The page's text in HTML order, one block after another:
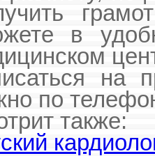
в
на
по
также: